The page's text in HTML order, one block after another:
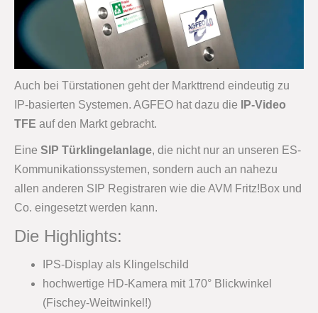
Auch bei Türstationen geht der Markttrend eindeutig zu
IP-basierten Systemen. AGFEO hat dazu die
IP-Video
TFE auf den Markt gebracht.
Eine SIP Türklingelanlage, die nicht nur an unseren ES-
Kommunikationssystemen, sondern auch an nahezu
allen anderen SIP Registraren wie die AVM Fritz!Box und
Co. eingesetzt werden kann.
Die Highlights:
IPS-Display als Klingelschild
hochwertige HD-Kamera mit 170° Blickwinkel
(Fischey-Weitwinkel!)